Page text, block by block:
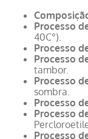
Processo
40C°).
Processo
Processo
tambor.
Processo
sombra.
Processo
Processo
Processo